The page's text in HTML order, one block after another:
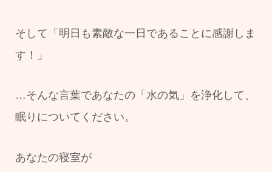
そして「明日も素敵な一日であることに感謝しま
す！」
…そんな言葉であなたの「水の気」を浄化して、
眠りについてください。
あなたの寝室が